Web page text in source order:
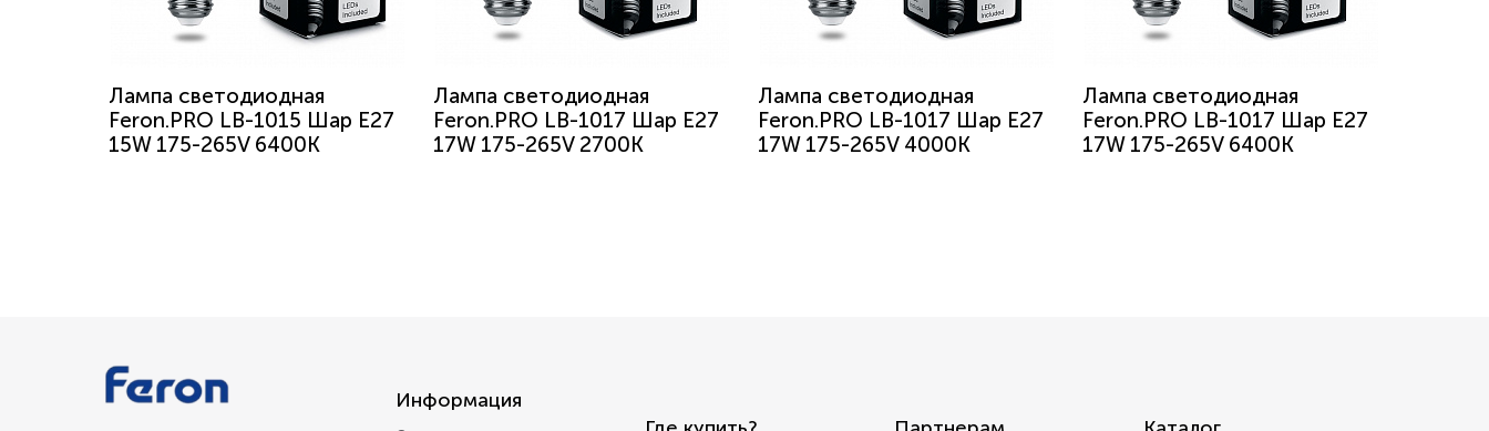
Лампа светодиодная
Feron.PRO LB-1015 Шар E27
15W 175-265V 6400K
Лампа светодиодная
Feron.PRO LB-1017 Шар E27
17W 175-265V 2700K
Лампа светодиодная
Feron.PRO LB-1017 Шар E27
17W 175-265V 4000K
Лампа светодиодная
Feron.PRO LB-1017 Шар E27
17W 175-265V 6400K
Информация